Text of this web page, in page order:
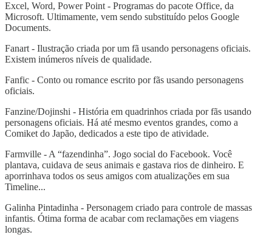
Excel, Word, Power Point - Programas do pacote Office, da
Microsoft. Ultimamente, vem sendo substituído pelos Google
Documents.
Fanart - Ilustração criada por um fã usando personagens oficiais.
Existem inúmeros níveis de qualidade.
Fanfic - Conto ou romance escrito por fãs usando personagens
oficiais.
Fanzine/Dojinshi - História em quadrinhos criada por fãs usando
personagens oficiais. Há até mesmo eventos grandes, como a
Comiket do Japão, dedicados a este tipo de atividade.
Farmville - A “fazendinha”. Jogo social do Facebook. Você
plantava, cuidava de seus animais e gastava rios de dinheiro. E
aporrinhava todos os seus amigos com atualizações em sua
Timeline...
Galinha Pintadinha - Personagem criado para controle de massas
infantis. Ótima forma de acabar com reclamações em viagens
longas.